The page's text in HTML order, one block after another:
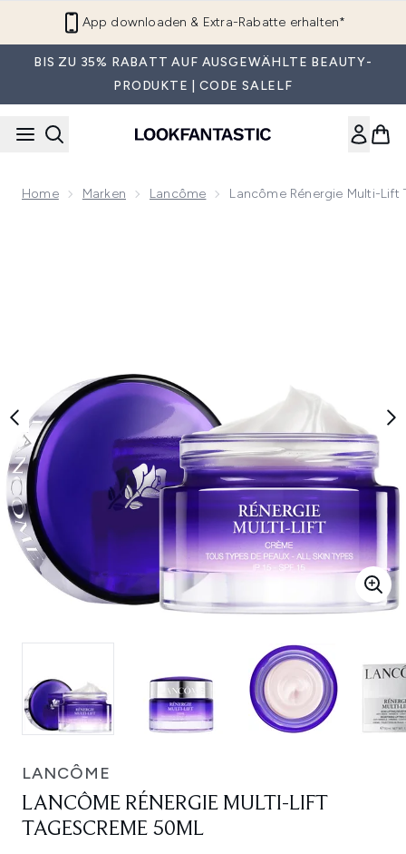
App downloaden & Extra-Rabatte erhalten*
BIS ZU 35% RABATT AUF AUSGEWÄHLTE BEAUTY-
PRODUKTE | CODE SALELF
Home Marken Lancôme Lancôme Rénergie Multi-Lift
LANCÔME
LANCÔME RÉNERGIE MULTI-LIFT
TAGESCREME 50ML